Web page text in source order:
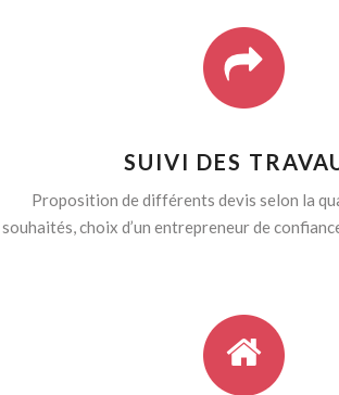
SUIVI DES
Proposition de différents devis selon la
souhaités, choix d’un entrepreneur de